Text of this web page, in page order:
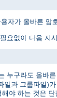
자가 올바른 암
요없이 다음 지
누구라도 올바
과 그룹파일)
야 하는 것은 단